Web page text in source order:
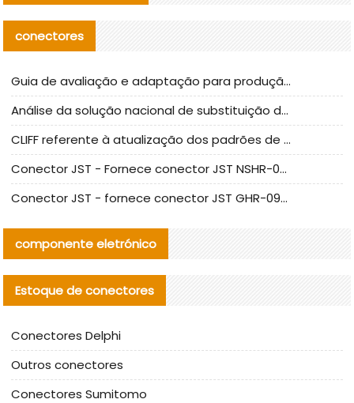
conectores
Guia de avaliação e adaptação para produção em massa de componentes de cabos nacionais CNC Tech
Análise da solução nacional de substituição da linha de alta frequência I-PEX
CLIFF referente à atualização dos padrões de teste de conectores nacionais
Conector JST - Fornece conector JST NSHR-02V-S original | substituto
Conector JST - fornece conector JST GHR-09V-S autêntico | substituto
componente eletrónico
Estoque de conectores
Conectores Delphi
Outros conectores
Conectores Sumitomo